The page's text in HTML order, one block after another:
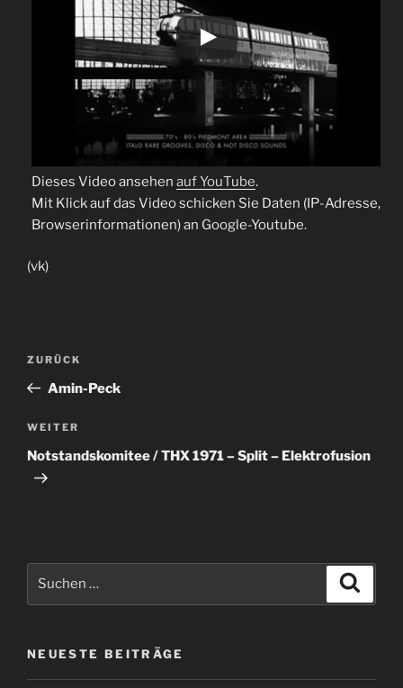
Dieses Video ansehen auf YouTube.
Mit Klick auf das Video schicken Sie Daten (IP-Adresse,
Browserinformationen) an Google-Youtube.
(vk)
Beitragsnavigation
Vorheriger
Beitrag
ZURÜCK
Amin-Peck
Nächster
Beitrag
WEITER
Notstandskomitee / THX 1971 – Split – Elektrofusion
NEUESTE BEITRÄGE